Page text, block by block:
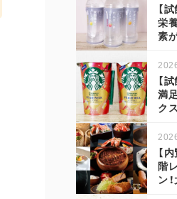
【
栄
素
【
満
ク
【
階
ン